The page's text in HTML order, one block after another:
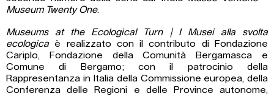
Museum Twenty One.
Museums at the Ecological Turn | I Musei alla svolta
ecologica è realizzato con il contributo di Fondazione
Cariplo, Fondazione della Comunità Bergamasca e
Comune di Bergamo; con il patrocinio della
Rappresentanza in Italia della Commissione europea, della
Conferenza delle Regioni e delle Province autonome,